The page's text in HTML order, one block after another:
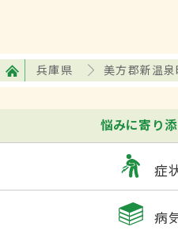
兵庫県 美方郡新温泉
悩みに寄り
症
病